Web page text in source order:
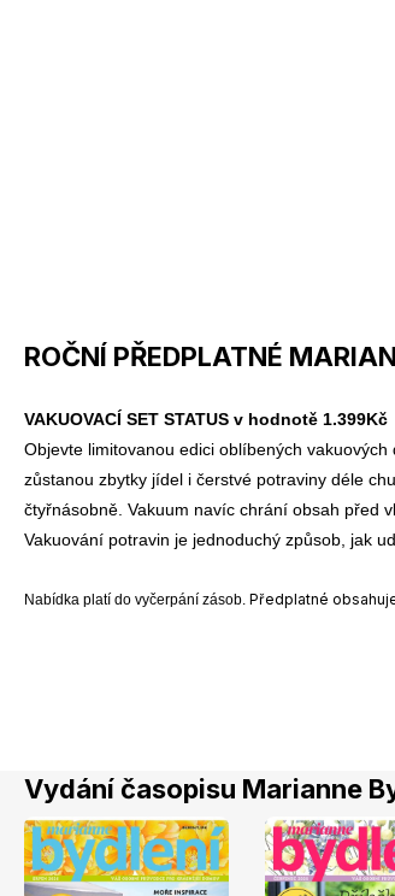
ROČNÍ PŘEDPLATNÉ
VAKUOVACÍ SET STATUS v hodnotě 1.399Kč
Objevte limitovanou edici oblíbených
zůstanou zbytky jídel i čerstvé potraviny déle
čtyřnásobně. Vakuum navíc chrání obsah před
Vakuování potravin je jednoduchý způsob, jak
Nabídka platí do vyčerpání zásob. Předplatné
Vydání časopisu Marianne